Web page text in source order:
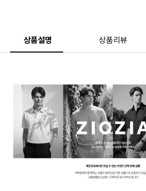
상품설명 상품리뷰